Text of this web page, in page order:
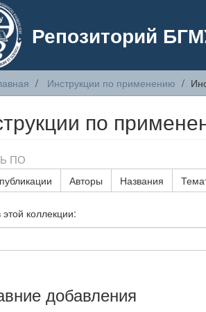
Репозиторий
Инструкции по применению
по
ПО
Авторы Названия
этой коллекции:
добавления